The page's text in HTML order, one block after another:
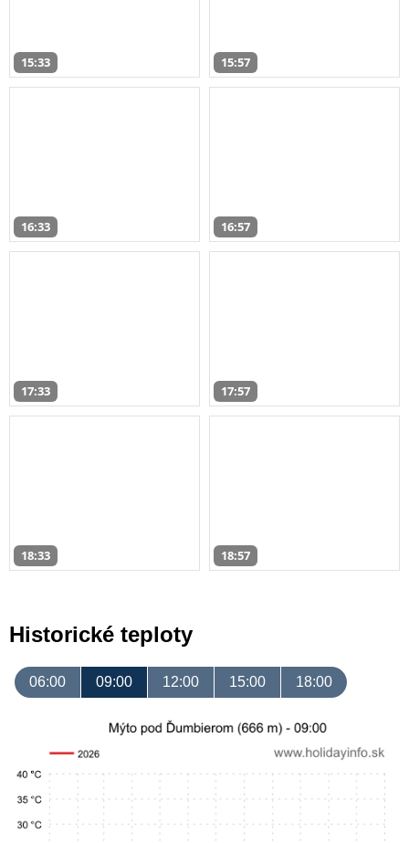
15:33 15:57
16:33 16:57
17:33 17:57
18:33 18:57
Historické teploty
06:00 09:00 12:00 15:00 18:00